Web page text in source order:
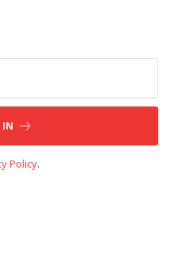
Policy.